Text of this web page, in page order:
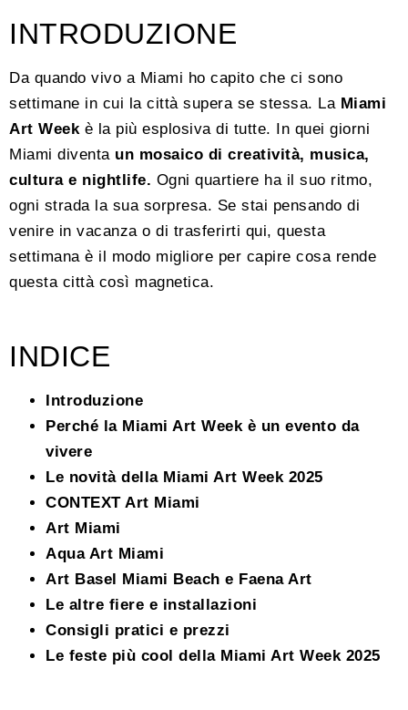
INTRODUZIONE
Da quando vivo a Miami ho capito che ci sono
settimane in cui la città supera se stessa. La Miami
Art Weekè la più esplosiva di tutte. In quei giorni
Miami diventa un mosaico di creatività, musica,
cultura e nightlife. Ogni quartiere ha il suo ritmo,
ogni strada la sua sorpresa. Se stai pensando di
venire in vacanza o di trasferirti qui, questa
settimana è il modo migliore per capire cosa rende
questa città così magnetica.
INDICE
Introduzione
Perché la Miami Art Week è un evento da
vivere
Le novità della Miami Art Week 2025
CONTEXT Art Miami
Art Miami
Aqua Art Miami
Art Basel Miami Beach e Faena Art
Le altre fiere e installazioni
Consigli pratici e prezzi
Le feste più cool della Miami Art Week 2025